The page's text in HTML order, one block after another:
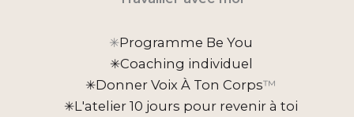
✳︎Programme Be You
✳︎Coaching individuel
✳︎Donner Voix À Ton Corps™
✳︎L'atelier 10 jours pour revenir à toi